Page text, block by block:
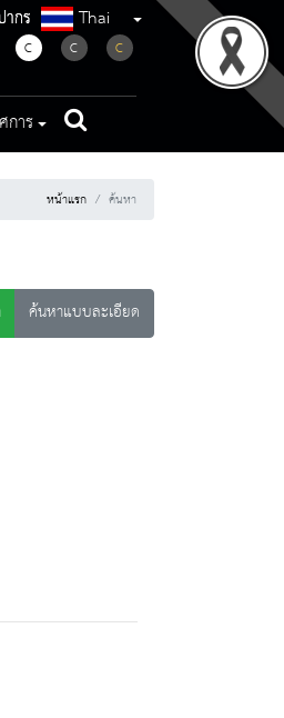
กร
กร Thai
C C C
การ
หน้าแรก ค้นหา
ค้นหาแบบละเอียด